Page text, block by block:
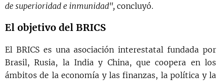
de superioridad e inmunidad", concluyó.
El objetivo del BRICS
El BRICS es una asociación interestatal fundada por
Brasil, Rusia, la India y China, que coopera en los
ámbitos de la economía y las finanzas, la política y la